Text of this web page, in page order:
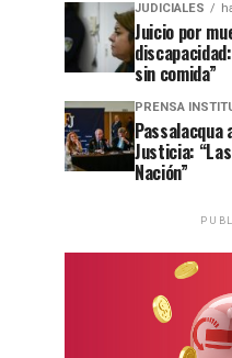
JUDICIALES
Juicio por
sin comida”
PRENSA
Passalacqua
Justicia:
Nación”